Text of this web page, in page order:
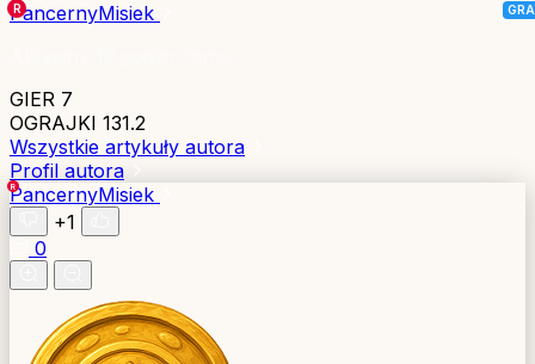
PancernyMisiek
GIER 7
OGRAJKI 131.2
Wszystkie artykuły autora
Profil autora
PancernyMisiek
+1
0